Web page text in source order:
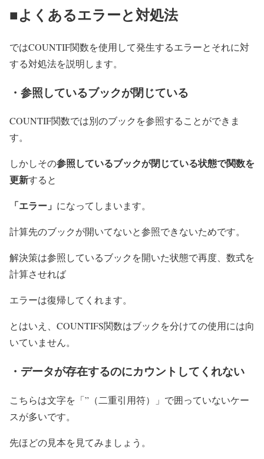
■よくあるエラーと対処法
ではCOUNTIF関数を使用して発生するエラーとそれに対
する対処法を説明します。
・参照しているブックが閉じている
COUNTIF関数では別のブックを参照することができま
す。
しかしその参照しているブックが閉じている状態で関数を
更新すると
「エラー」 になってしまいます。
計算先のブックが開いてないと参照できないためです。
解決策は参照しているブックを開いた状態で再度、数式を
計算させれば
エラーは復帰してくれます。
とはいえ、COUNTIFS関数はブックを分けての使用には向
いていません。
・データが存在するのにカウントしてくれない
こちらは文字を「”（二重引用符）」で囲っていないケー
スが多いです。
先ほどの見本を見てみましょう。